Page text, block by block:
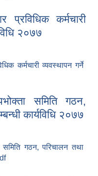
प्रविधिक कर्मचारी
२०७७
कर्मचारी व्यवस्थापन गर्ने
२०७७
समिति गठन,
कार्यविधि २०७७
समिति गठन, परिचालन तथा